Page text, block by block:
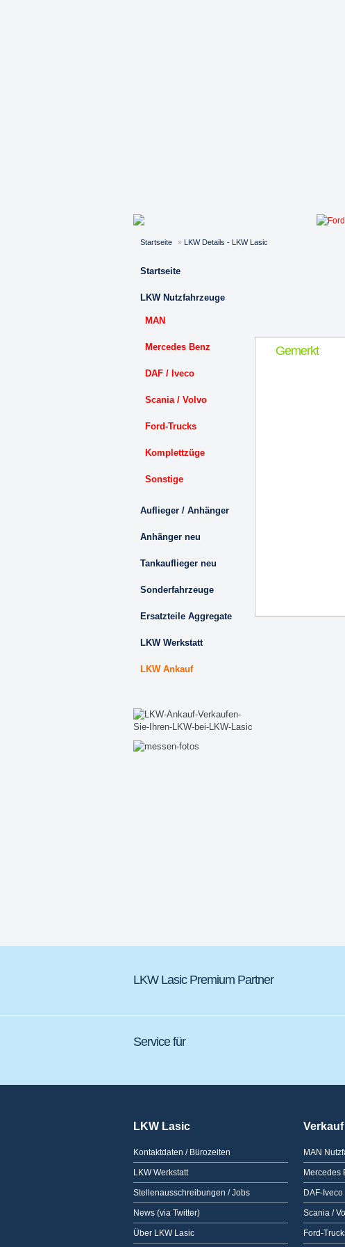
Startseite » LKW Details - LKW Lasic
Startseite
LKW Nutzfahrzeuge
MAN
Mercedes Benz
DAF / Iveco
Scania / Volvo
Ford-Trucks
Komplettzüge
Sonstige
Auflieger / Anhänger
Anhänger neu
Tankauflieger neu
Sonderfahrzeuge
Ersatzteile Aggregate
LKW Werkstatt
LKW Ankauf
Gemerkt
LKW Lasic Premium Partner
Service für
LKW Lasic
Kontaktdaten / Bürozeiten
LKW Werkstatt
Stellenausschreibungen / Jobs
News (via Twitter)
Über LKW Lasic
Verkauf
MAN
Mercedes
DAF-Iveco
Scania /
Ford-